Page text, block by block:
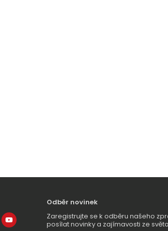
Odběr novinek
Zaregistrujte se k odběru našeho
posílat novinky a zajímavosti ze světa